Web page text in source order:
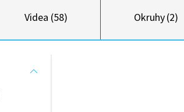
Videa (58) Okruhy (2)